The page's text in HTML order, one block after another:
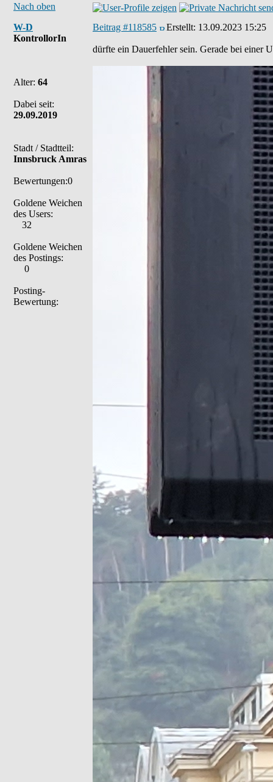
Nach oben
W-D
KontrollorIn
Alter: 64
Dabei seit:
29.09.2019
Stadt / Stadtteil:
Innsbruck Amras
Bewertungen:0
Goldene Weichen
des Users:
32
Goldene Weichen
des Postings:
0
Posting-
Bewertung:
Beitrag #118585 Erstellt: 13.09.2023 15:25
dürfte ein Dauerfehler sein. Gerade bei einer